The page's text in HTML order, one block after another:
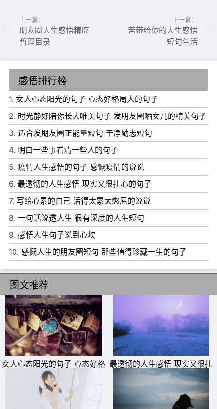
6、我不知道我有什么命，但我知道绝对不是让你欺负的
7、爱就一个字，我没做一次!
8、你现在不珍惜我!我告诉你，过了这个村，我在下一个村
等你。
9、今天就要见对方家长了，好紧张，毕竟是我先动手打他
家儿子的。
10、先生，我能做你未来的夫人嘛。
上一篇：
朋友圈人生感悟精辟
哲理目录
下一篇：
苦带给你的人生感悟
短句生活
感悟排行榜
1. 女人心态阳光的句子 心态好格局大的句子
2. 时光静好陪你长大唯美句子 发朋友圈晒女儿的精美句子
3. 适合发朋友圈正能量短句 干净励志短句
4. 明白一些事看清一些人的句子
5. 疫情人生感悟的句子 感慨疫情的说说
6. 最透彻的人生感悟 现实又很扎心的句子
7. 写给心累的自己 活得太累太憋屈的说说
8. 一句话说透人生 很有深度的人生短句
9. 感悟人生句子说到心坎
10. 感慨人生的朋友圈短句 那些值得珍藏一生的句子
图文推荐
女人心态阳光的句子 心态好格
局大的句子
最透彻的人生感悟 现实又很扎
心的句子